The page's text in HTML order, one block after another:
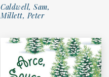
Caldwell, Sam,
Millett, Peter